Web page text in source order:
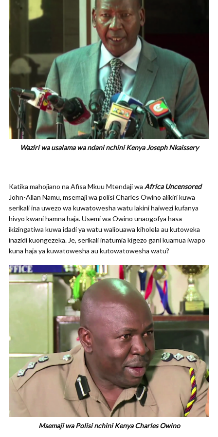
Waziri wa usalama wa ndani nchini Kenya Joseph Nkaissery
Katika mahojiano na Afisa Mkuu Mtendaji wa Africa Uncensored
John-Allan Namu, msemaji wa polisi Charles Owino alikiri kuwa
serikali ina uwezo wa kuwatowesha watu lakini haiwezi kufanya
hivyo kwani hamna haja. Usemi wa Owino unaogofya hasa
ikizingatiwa kuwa idadi ya watu waliouawa kiholela au kutoweka
inazidi kuongezeka. Je, serikali inatumia kigezo gani kuamua iwapo
kuna haja ya kuwatowesha au kutowatowesha watu?
Msemaji wa Polisi nchini Kenya Charles Owino